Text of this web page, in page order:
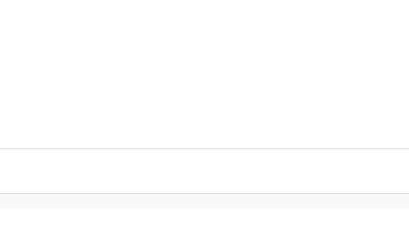
в давлении. Будьте уверены в результате!
от традиционных стеклянных и металлических банок.